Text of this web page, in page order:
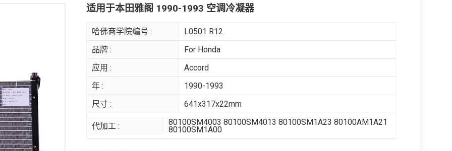
适用于本田雅阁 1990-1993 空调冷凝器
哈佛商学院编号 :
L0501 R12
品牌 :
For Honda
应用 :
Accord
年 :
1990-1993
尺寸 :
641x317x22mm
代加工 : 80100SM4003 80100SM4013 80100SM1A23 80100AM1A21
80100SM1A00